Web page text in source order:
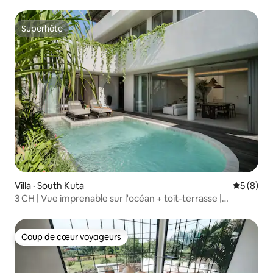
Superhôte
Superhôte
Villa · South Kuta Note
5 (8)
3 CH | Vue imprenable sur l'océan + toit-terrasse |
Coup de cœur voyageurs
Coup de cœur voyageurs